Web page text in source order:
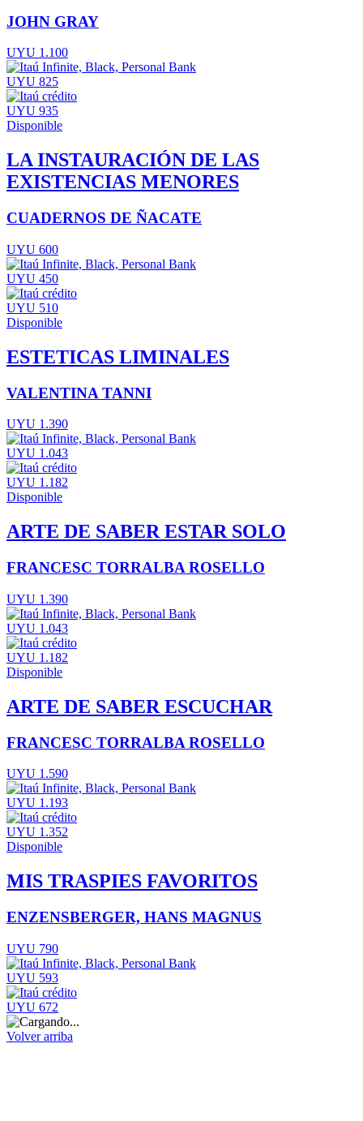
JOHN GRAY
UYU 1.100
UYU 825
UYU 935
Disponible
LA INSTAURACIÓN DE LAS
EXISTENCIAS MENORES
CUADERNOS DE ÑACATE
UYU 600
UYU 450
UYU 510
Disponible
ESTETICAS LIMINALES
VALENTINA TANNI
UYU 1.390
UYU 1.043
UYU 1.182
Disponible
ARTE DE SABER ESTAR SOLO
FRANCESC TORRALBA ROSELLO
UYU 1.390
UYU 1.043
UYU 1.182
Disponible
ARTE DE SABER ESCUCHAR
FRANCESC TORRALBA ROSELLO
UYU 1.590
UYU 1.193
UYU 1.352
Disponible
MIS TRASPIES FAVORITOS
ENZENSBERGER, HANS MAGNUS
UYU 790
UYU 593
UYU 672
Volver arriba